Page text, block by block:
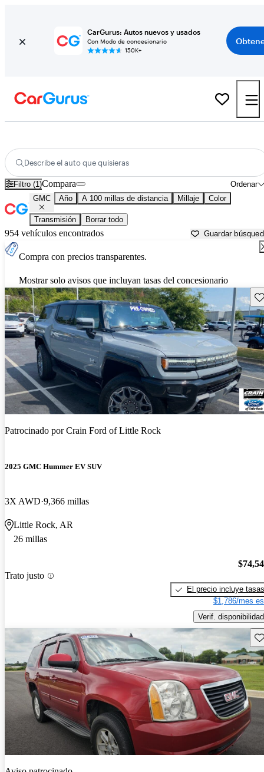
CarGurus: Autos nuevos y usados
Con Modo de concesionario
150K+
Describe el auto que quisieras
Filtro (1) Ordenar
Compara
GMC Año A 100 millas de distancia Millaje Color
Transmisión Borrar todo
954 vehículos encontrados Guardar
Compra con precios transparentes.
Mostrar solo avisos que incluyan tasas del concesionario
Patrocinado porCrain Ford of Little Rock
2025 GMC Hummer EV SUV
3X AWD 9,366 millas
Little Rock, AR
26 millas
Trato justo
El precio incluye tasas
$1,786/mes
Verif. disponibilidad